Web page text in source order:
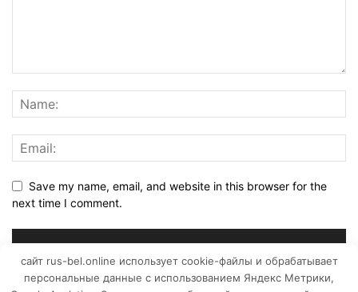
Save my name, email, and website in this browser for the
next time I comment.
сайт rus-bel.online использует cookie-файлы и обрабатывает
персональные данные с использованием Яндекс Метрики,